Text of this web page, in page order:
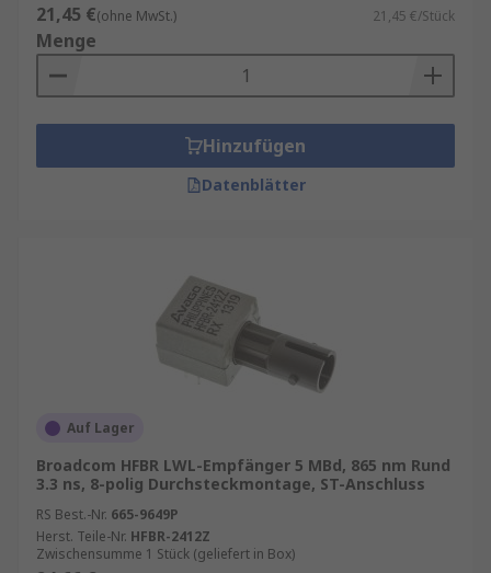
21,45 €(ohne MwSt.) 21,45 €/Stück
Menge
Hinzufügen
Datenblätter
Auf Lager
Broadcom HFBR LWL-Empfänger 5 MBd, 865 nm Rund
3.3 ns, 8-polig Durchsteckmontage, ST-Anschluss
RS Best.-Nr. 665-9649P
Herst. Teile-Nr. HFBR-2412Z
Zwischensumme 1 Stück (geliefert in Box)